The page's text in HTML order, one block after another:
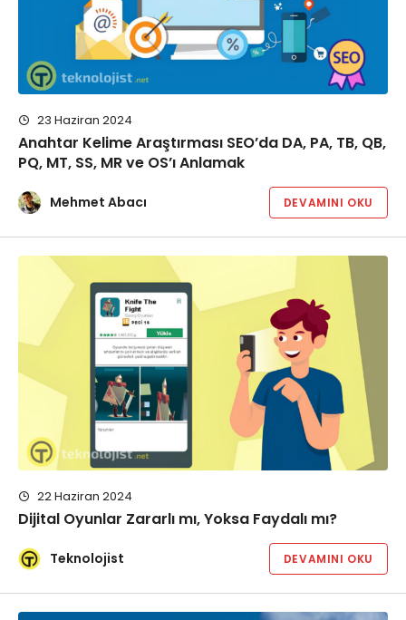
23 Haziran 2024
Anahtar Kelime Araştırması SEO’da DA, PA, TB, QB,
PQ, MT, SS, MR ve OS’ı Anlamak
Mehmet Abacı DEVAMINI OKU
22 Haziran 2024
Dijital Oyunlar Zararlı mı, Yoksa Faydalı mı?
Teknolojist DEVAMINI OKU